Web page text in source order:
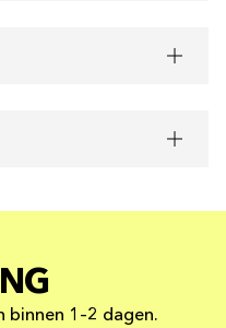
binnen 1–2 dagen.